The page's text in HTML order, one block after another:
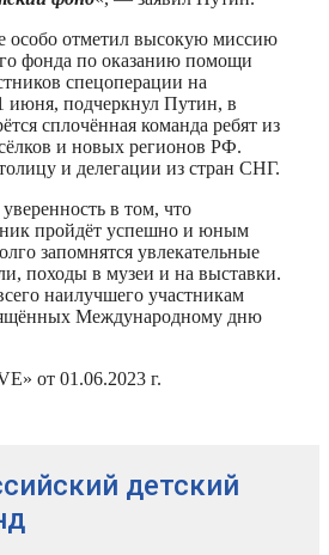
особо отметил высокую миссию
фонда по оказанию помощи
спецоперации на
июня, подчеркнул Путин, в
сплочённая команда ребят из
и новых регионов РФ.
и делегации из стран СНГ.
в том, что
пройдёт успешно и юным
запомнятся увлекательные
походы в музеи и на выставки.
наилучшего участникам
Международному дню
от 01.06.2023 г.
детский